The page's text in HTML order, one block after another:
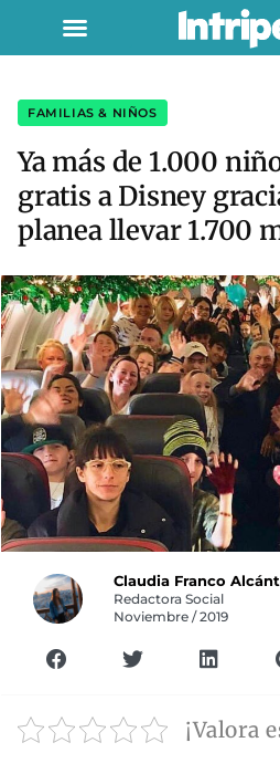
FAMILIAS & NIÑOS
Ya más de 1.000
gratis a Disney
planea llevar 1.700
Claudia Franco
Redactora Social
Noviembre / 2019
¡Valora